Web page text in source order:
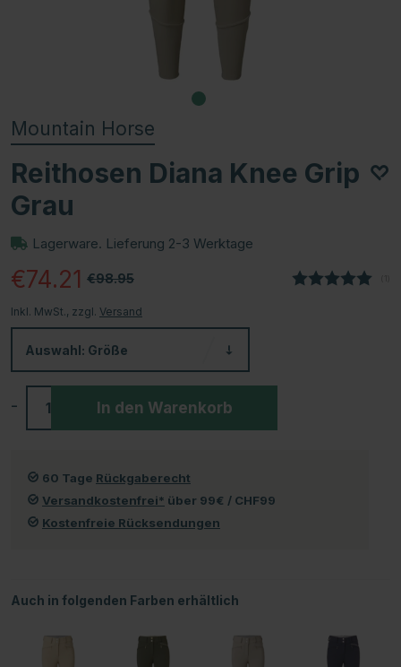
Mountain Horse
Reithosen Diana Knee Grip
Grau
Lagerware. Lieferung 2-3 Werktage
€98.95
€74.21
Inkl. MwSt., zzgl. Versand
Auswahl: Größe
- In den Warenkorb
60 Tage Rückgaberecht
Versandkostenfrei* über 99€ / CHF99
Kostenfreie Rücksendungen
Auch in folgenden Farben erhältlich